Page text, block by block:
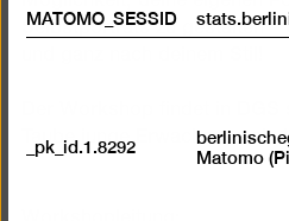
Selbstporträts zu gestalten –
Taube junge Erwachsene ab
MATOMO_SESSID
_pk_id.1.8292
Matomo